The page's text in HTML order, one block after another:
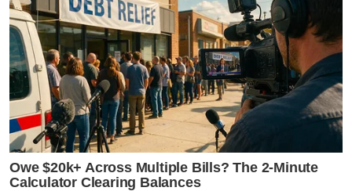
Owe $20k+ Across Multiple Bills? The 2-Minute
Calculator Clearing Balances